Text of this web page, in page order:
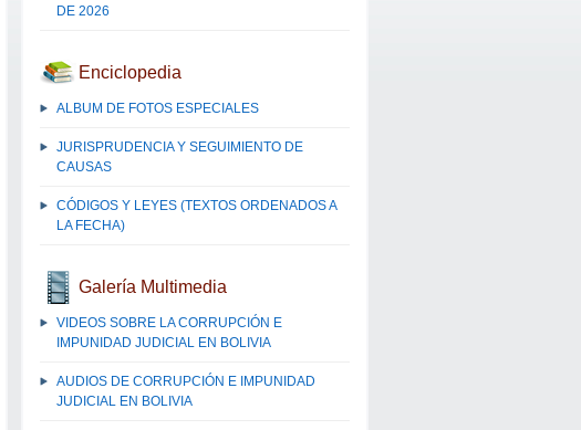
DE 2026
Enciclopedia
ALBUM DE FOTOS ESPECIALES
JURISPRUDENCIA Y SEGUIMIENTO DE
CAUSAS
CÓDIGOS Y LEYES (TEXTOS ORDENADOS A
LA FECHA)
Galería Multimedia
VIDEOS SOBRE LA CORRUPCIÓN E
IMPUNIDAD JUDICIAL EN BOLIVIA
AUDIOS DE CORRUPCIÓN E IMPUNIDAD
JUDICIAL EN BOLIVIA